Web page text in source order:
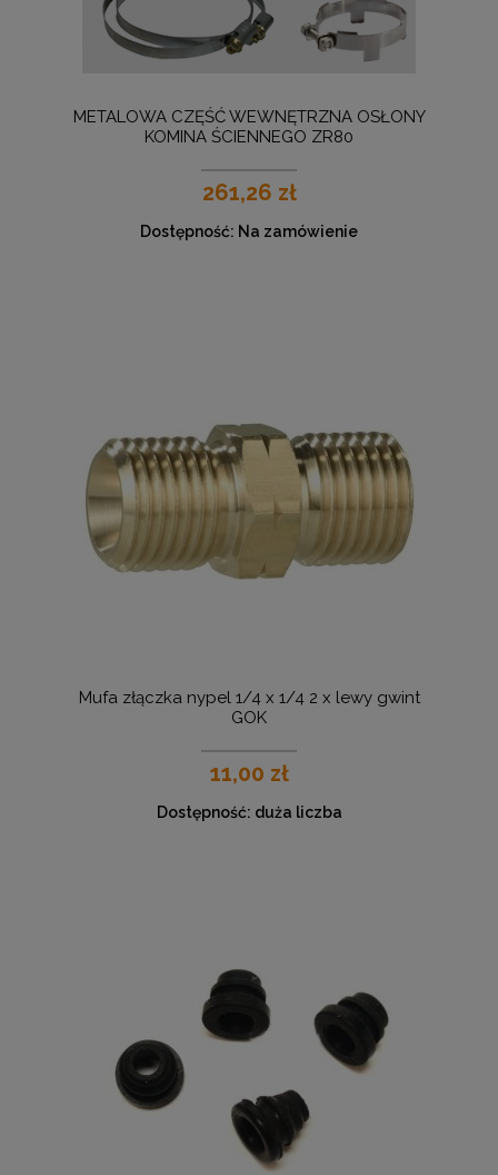
METALOWA CZĘŚĆ WEWNĘTRZNA OSŁONY
KOMINA ŚCIENNEGO ZR80
261,26 zł
Dostępność: Na zamówienie
Mufa złączka nypel 1/4 x 1/4 2 x lewy gwint
GOK
11,00 zł
Dostępność: duża liczba